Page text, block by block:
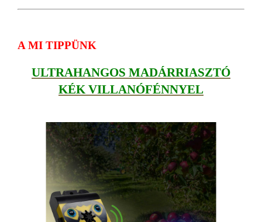
A MI TIPPÜNK
ULTRAHANGOS MADÁRRIASZTÓ
KÉK VILLANÓFÉNNYEL